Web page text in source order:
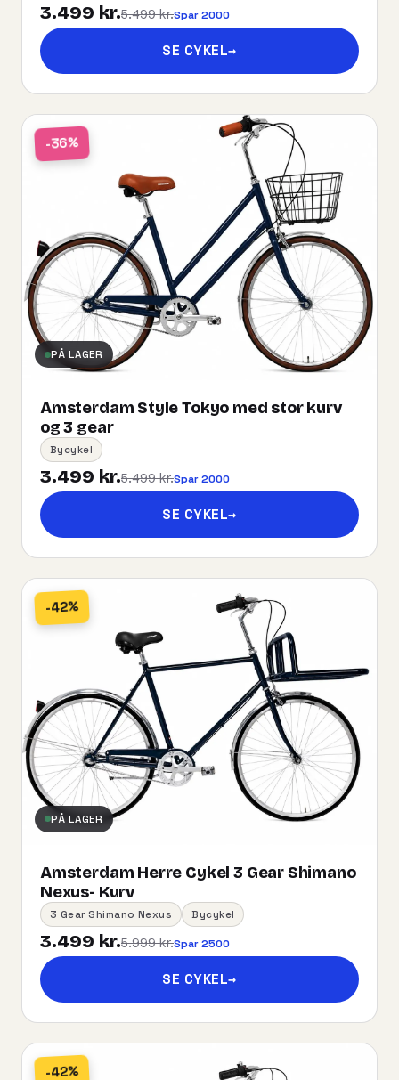
3.499 kr.5.499 kr.Spar 2000
SE CYKEL→
-36%
PÅ LAGER
Amsterdam Style Tokyo med stor kurv
og 3 gear
Bycykel
3.499 kr.5.499 kr.Spar 2000
SE CYKEL→
-42%
PÅ LAGER
Amsterdam Herre Cykel 3 Gear Shimano
Nexus- Kurv
3 Gear Shimano Nexus Bycykel
3.499 kr.5.999 kr.Spar 2500
SE CYKEL→
-42%